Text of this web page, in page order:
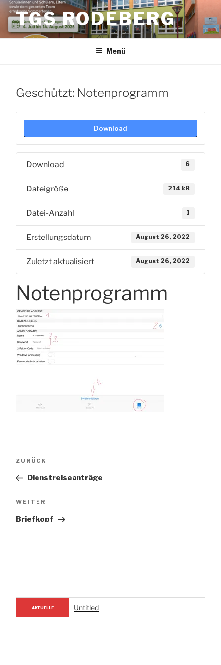
Zum
Inhalt
springenTGS RODEBERG
Menü
Geschützt: Notenprogramm
Download
Download 6
Dateigröße 214 kB
Datei-Anzahl 1
Erstellungsdatum August 26, 2022
Zuletzt aktualisiert August 26, 2022
Notenprogramm
Vorheriger
ZURÜCK
Dienstreiseanträge
Nächster
WEITER
Briefkopf
AKTUELLE Untitled